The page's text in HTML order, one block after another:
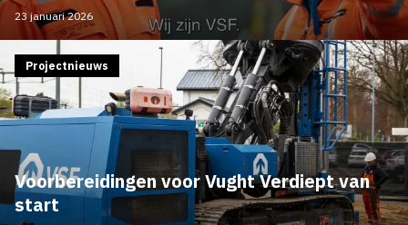
23 januari 2026
Voorbereidingen voor Vught Verdiept van
start
Projectnieuws